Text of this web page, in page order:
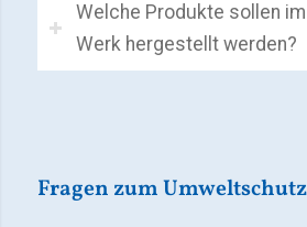
Welche Produkte sollen
Werk hergestellt werden?
Fragen zum Umweltschutz